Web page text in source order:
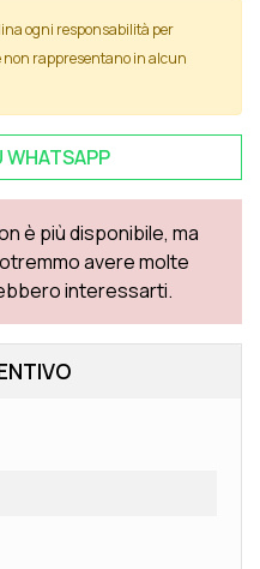
ogni responsabilità per
rappresentano in alcun
WHATSAPP
è più disponibile, ma
avere molte
interessarti.